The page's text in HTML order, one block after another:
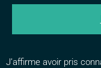
J’affirme avoir pris